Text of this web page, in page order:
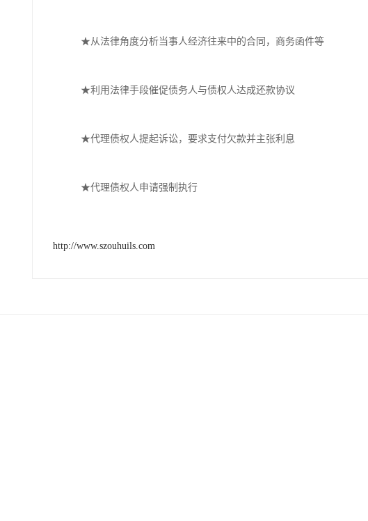
★从法律角度分析当事人经济往来中的合同，商务函件等
★利用法律手段催促债务人与债权人达成还款协议
★代理债权人提起诉讼，要求支付欠款并主张利息
★代理债权人申请强制执行
http://www.szouhuils.com